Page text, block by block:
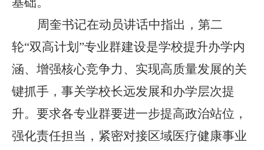
周奎书记在动员讲话中指出，第二
轮“双高计划”专业群建设是学校提升办学内
涵、增强核心竞争力、实现高质量发展的关
键抓手，事关学校长远发展和办学层次提
升。要求各专业群要进一步提高政治站位，
强化责任担当，紧密对接区域医疗健康事业